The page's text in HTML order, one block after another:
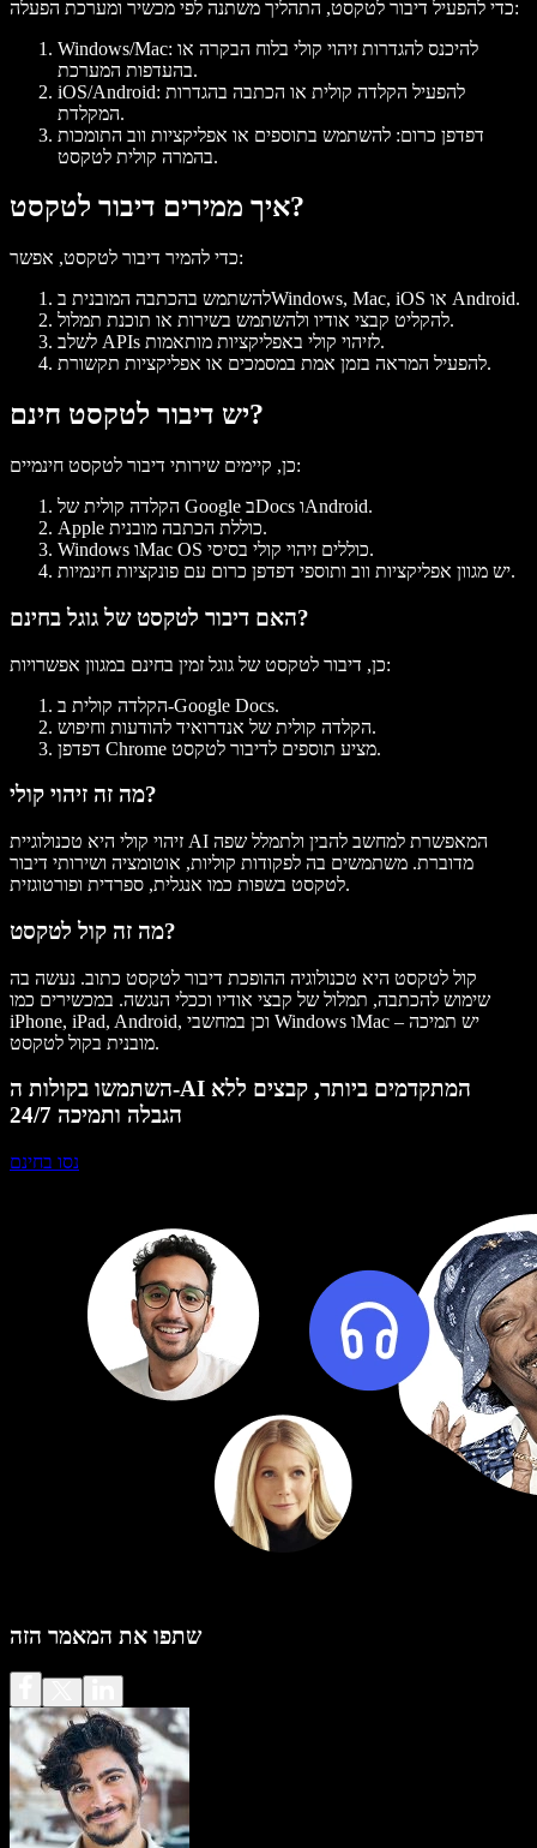
כדי להפעיל דיבור לטקסט, התהליך משתנה לפי מכשיר ומערכת הפעלה
:
Windows/Mac
: להיכנס להגדרות זיהוי קולי בלוח הבקרה או
בהעדפות המערכת.
iOS/Android
: להפעיל הקלדה קולית או הכתבה בהגדרות
המקלדת.
דפדפן כרום: להשתמש בתוספים או אפליקציות ווב התומכות
בהמרה קולית לטקסט .
איך ממירים דיבור לטקסט?
כדי להמיר דיבור לטקסט
, אפשר:
להשתמש בהכתבה המובנית ב Windows, Mac, iOS Android.
להקליט קבצי אודיו ולהשתמש בשירות או תוכנת תמלול
.
APIs לזיהוי קוליבאפליקציות מותאמות.
להפעיל המראה בזמן אמת במסמכים או אפליקציות תקשורת.
יש דיבור לטקסט חינם?
כן, קיימים שירותי דיבור לטקסט
חינמיים:
הקלדה קולית של Google בDocs וAndroid.
Apple
כוללת הכתבה
מובנית.
Windows וMac OS כוללים זיהוי קולי
בסיסי.
יש מגוון אפליקציות ווב ותוספי דפדפן כרום עם פונקציות חינמיות.
האם דיבור לטקסט של גוגל בחינם?
כן, דיבור לטקסט
של גוגל זמין בחינם במגוון אפשרויות:
הקלדה קוליתב-Google Docs.
הקלדה קולית של אנדרואיד להודעות וחיפוש.
Chrome מציע תוספים לדיבור לטקסט .
מה זה זיהוי קולי?
זיהוי קולי היא טכנולוגיית AI המאפשרת למחשב להבין ולתמלל שפה
מדוברת. משתמשים בה לפקודות קוליות, אוטומציה ושירותי דיבור
לטקסט בשפות כמו אנגלית, ספרדית ופורטוגזית .
מה זה קול לטקסט?
קול לטקסט היא טכנולוגיה ההופכת דיבור לטקסט כתוב. נעשה בה
שימוש להכתבה, תמלול של קבצי אודיו וככלי הנגשה. במכשירים כמו
iPhone, iPad, Android Windows וMac – יש תמיכה
מובנית בקול לטקסט.
השתמשו בקולות ה-AI המתקדמים ביותר, קבצים ללא
הגבלה ותמיכה 24/7
נסו בחינם
שתפו את המאמר הזה